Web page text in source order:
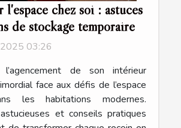
chez soi : astuces
de stockage temporaire
03:26
l’agencement de son intérieur
face aux défis de l’espace
les habitations modernes.
et conseils pratiques